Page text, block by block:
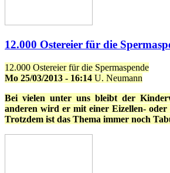
12.000 Ostereier für die
12.000 Ostereier für die Spermaspende
Mo 25/03/2013 - 16:14 U. Neumann
Bei vielen unter uns bleibt der
anderen wird er mit einer Eizellen- oder
Trotzdem ist das Thema immer noch